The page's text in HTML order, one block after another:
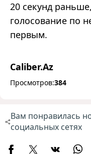
20 секунд
голосование по
первым.
Caliber.Az
Просмотров:384
Вам понравилась
социальных сетях